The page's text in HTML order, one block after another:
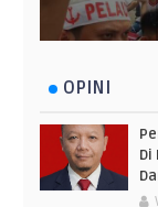
OPINI
Di